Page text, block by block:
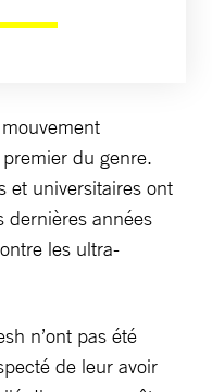
premier du genre.
et universitaires ont
dernières années
les ultra-
n’ont pas été
de leur avoir